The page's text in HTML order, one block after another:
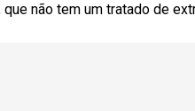
não tem um tratado de